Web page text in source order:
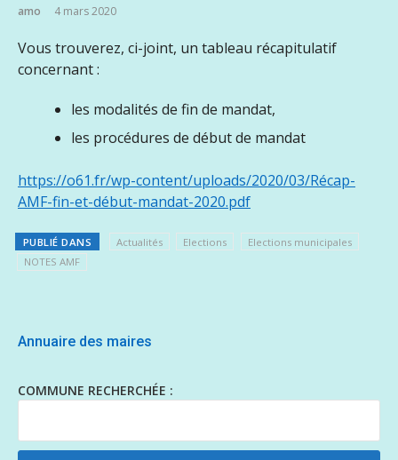
amo 4 mars 2020
Vous trouverez, ci-joint, un tableau récapitulatif
concernant :
les modalités de fin de mandat,
les procédures de début de mandat
https://o61.fr/wp-content/uploads/2020/03/Récap-
AMF-fin-et-début-mandat-2020.pdf
PUBLIÉ DANS Actualités Elections
Elections municipales
NOTES AMF
Annuaire des maires
COMMUNE RECHERCHÉE :